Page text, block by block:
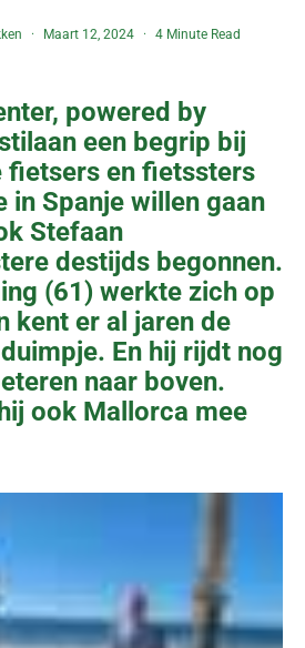
Maart 12, 2024 4 Minute Read
powered by
een begrip bij
fietsers en fietssters
in Spanje willen gaan
Stefaan
destijds begonnen.
(61) werkte zich op
kent er al jaren de
En hij rijdt nog
naar boven.
ook Mallorca mee